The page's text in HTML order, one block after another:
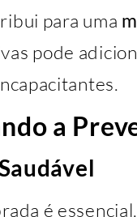
para uma
pode
a
é essencial.